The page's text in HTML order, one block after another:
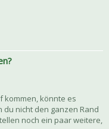
kommen, könnte es
nicht den ganzen Rand
noch ein paar weitere,